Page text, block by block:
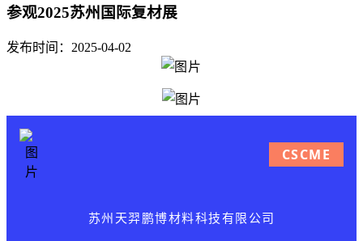
参观2025苏州国际复材展
发布时间：2025-04-02
CSCME
苏州天羿鹏博材料科技有限公司